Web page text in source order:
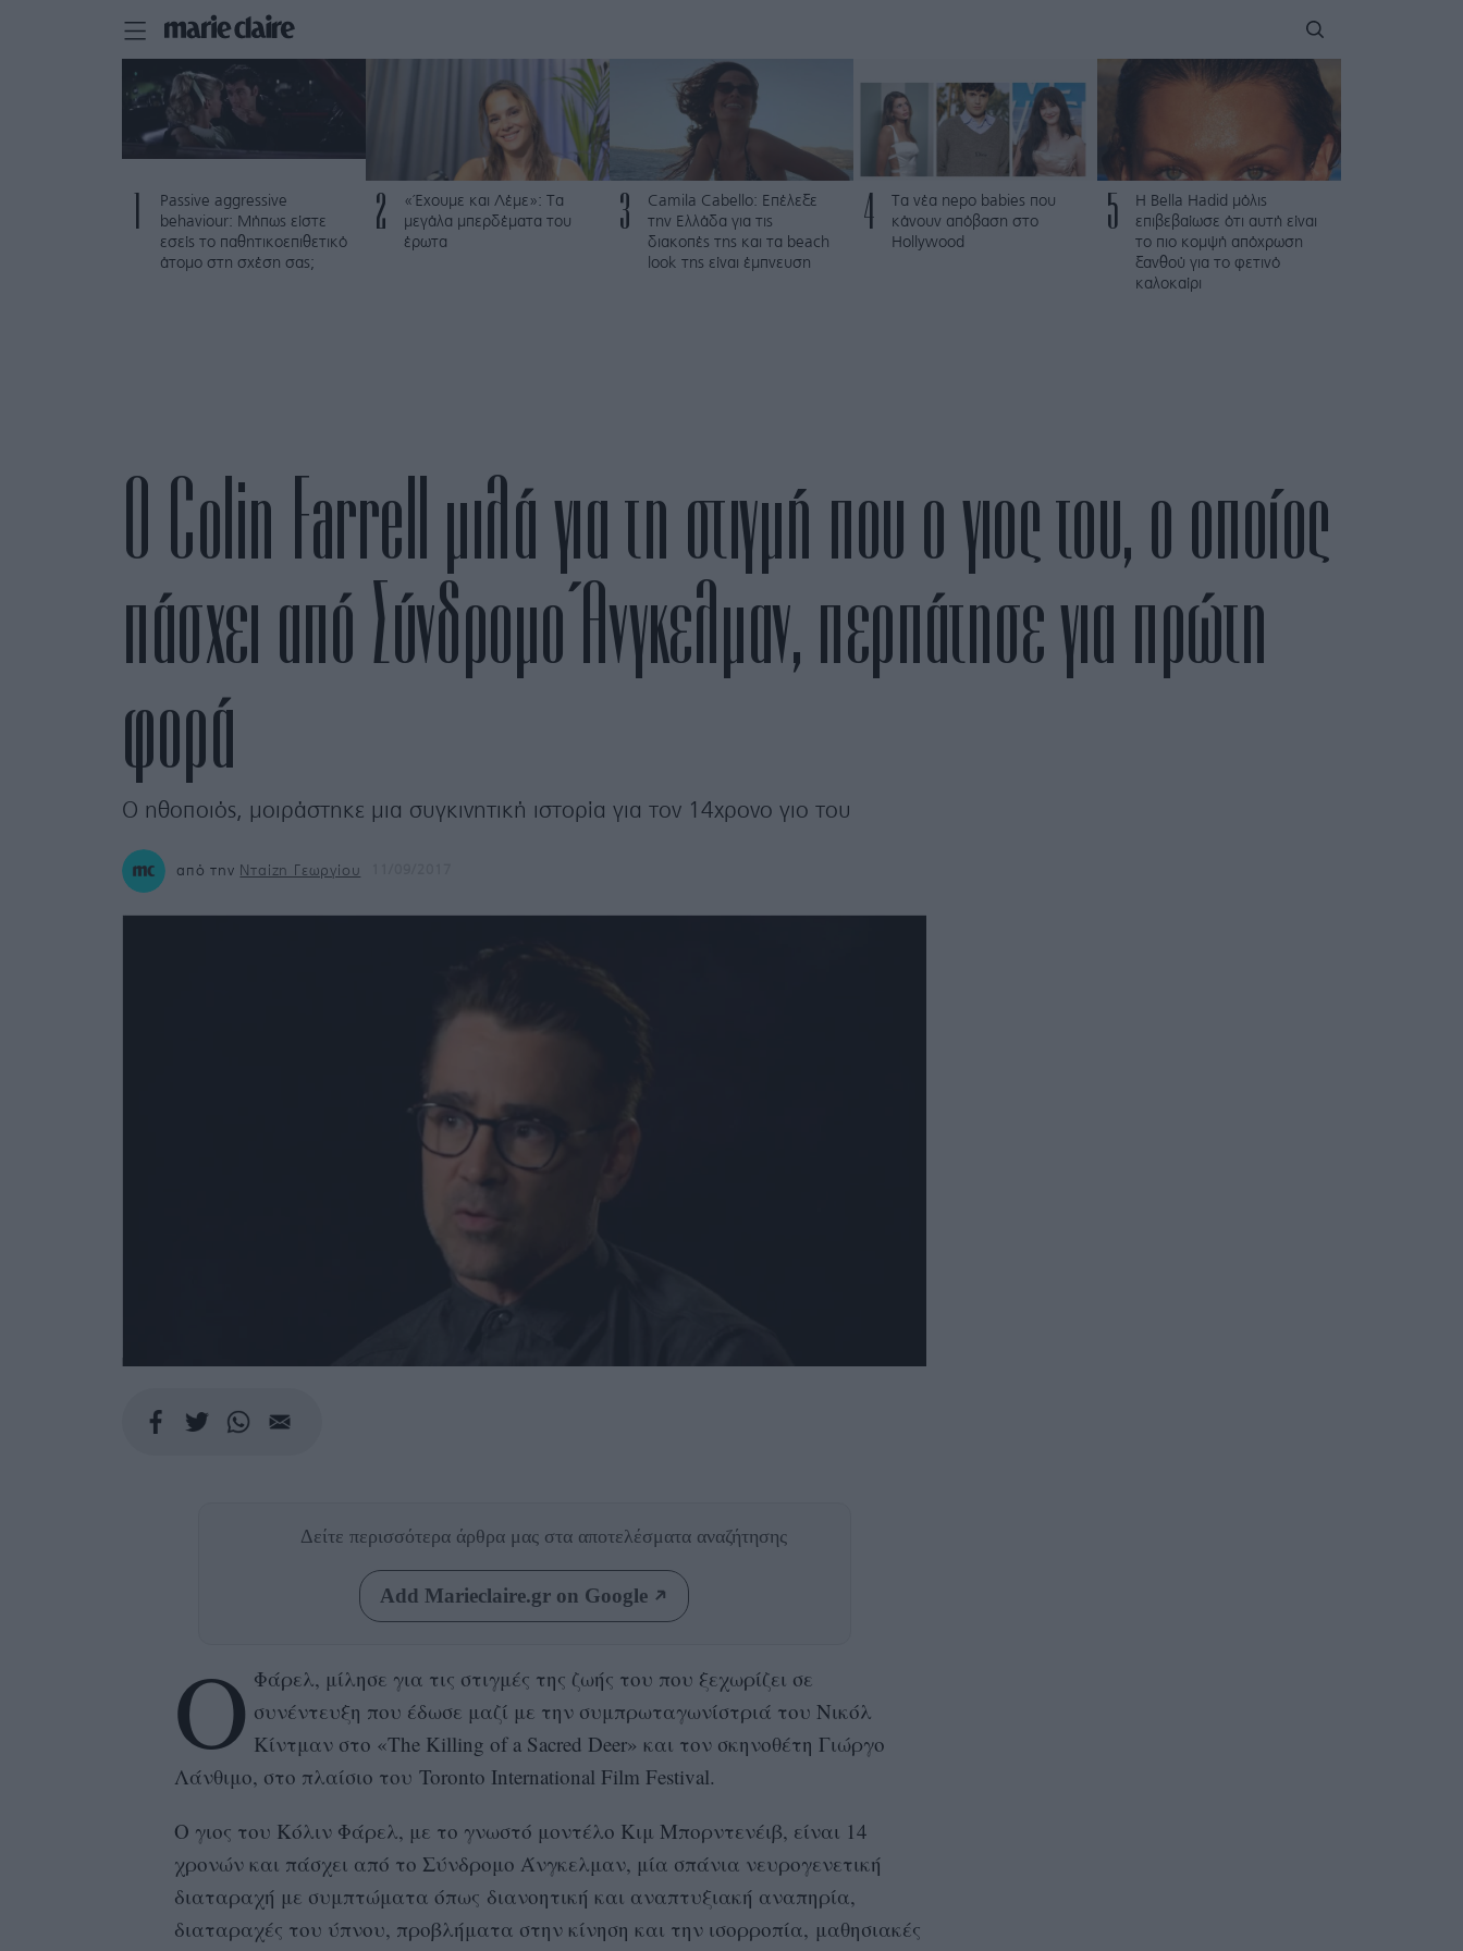
Passive aggressive
behaviour: Μήπως είστε
εσείς το παθητικοεπιθετικό
άτομο στη σχέση σας;
2
«Έχουμε και Λέμε»: Τα
μεγάλα μπερδέματα του
έρωτα
3
Camila Cabello: Επέλεξε
την Ελλάδα για τις
διακοπές της και τα beach
look της είναι έμπνευση
4
Τα νέα nepo babies που
κάνουν απόβαση στο
Hollywood
5
Η Bella Hadid μόλις
επιβεβαίωσε ότι αυτή είναι
το πιο κομψή απόχρωση
ξανθού για το φετινό
καλοκαίρι
Ο Colin Farrell μιλά για τη στιγμή που ο γιος του, ο οποίος
πάσχει από Σύνδρομο Άνγκελμαν, περπάτησε για πρώτη
φορά
Ο ηθοποιός, μοιράστηκε μια συγκινητική ιστορία για τον 14χρονο γιο του
από την Νταίζη Γεωργίου
Δείτε περισσότερα άρθρα μας στα αποτελέσματα αναζήτησης
Add Marieclaire.gr on Google
Ο Φάρελ, μίλησε για τις στιγμές της ζωής του που ξεχωρίζει σε
συνέντευξη που έδωσε μαζί με την συμπρωταγωνίστριά του Νικόλ
Κίντμαν στο «The Killing of a Sacred Deer» και τον σκηνοθέτη Γιώργο
Λάνθιμο, στο πλαίσιο του Toronto International Film Festival.
Ο γιος του Κόλιν Φάρελ, με το γνωστό μοντέλο Κιμ Μπορντενέιβ, είναι 14
χρονών και πάσχει από το Σύνδρομο Άνγκελμαν, μία σπάνια νευρογενετική
διαταραχή με συμπτώματα όπως διανοητική και αναπτυξιακή αναπηρία,
διαταραχές του ύπνου, προβλήματα στην κίνηση και την ισορροπία, μαθησιακές